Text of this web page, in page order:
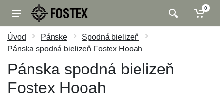
0
Úvod Pánske
Spodná bielizeň
Pánska spodná bielizeň Fostex Hooah
Pánska spodná bielizeň
Fostex Hooah